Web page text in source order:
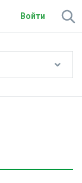
Войти